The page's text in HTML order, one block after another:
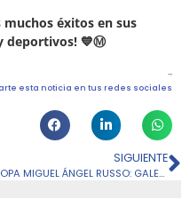
muchos éxitos en sus
deportivos! 💙Ⓜ️
esta noticia en tus redes sociales
SIGUIENTE
COPA MIGUEL ÁNGEL RUSSO: GALERÍA FRENTE A BOCA